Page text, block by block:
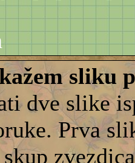
sliku
dve slike
Prva